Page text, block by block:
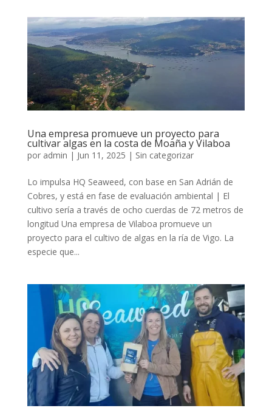
Una empresa promueve un proyecto para
cultivar algas en la costa de Moaña y Vilaboa
por admin | Jun 11, 2025 | Sin categorizar
Lo impulsa HQ Seaweed, con base en San Adrián de
Cobres, y está en fase de evaluación ambiental | El
cultivo sería a través de ocho cuerdas de 72 metros de
longitud Una empresa de Vilaboa promueve un
proyecto para el cultivo de algas en la ría de Vigo. La
especie que...